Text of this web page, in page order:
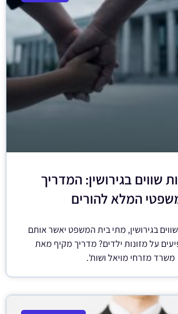
שווים בגירושין: המדריך
המלא להורים
בגירושין, מתי בית המשפט יאשר אותם
על מזונות ילדים? מדריך מקיף מאת
משרד מזרחי מויאל ושות'.